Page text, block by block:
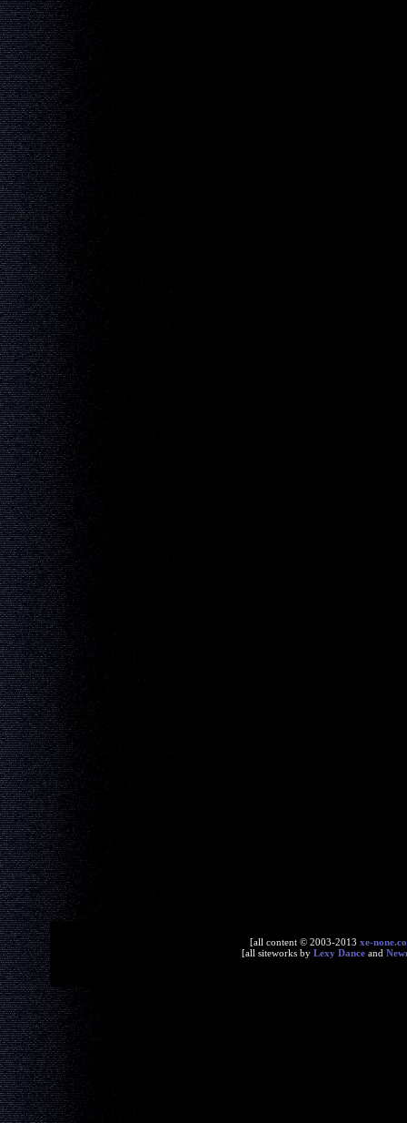
[all content © 2003-2013 xe-
[all siteworks by Lexy Danceand